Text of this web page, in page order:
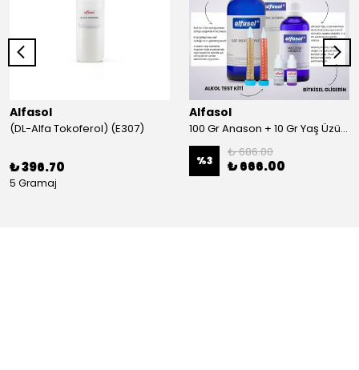
Alfasol
(DL-Alfa Tokoferol) (E307)
₺ 396.70
5 Gramaj
Alfasol
100 Gr Anason + 10 Gr Yaş Üzüm + 250 Gr Gliserin + Alkol Test Kiti
%3
₺ 686.00
₺ 666.00